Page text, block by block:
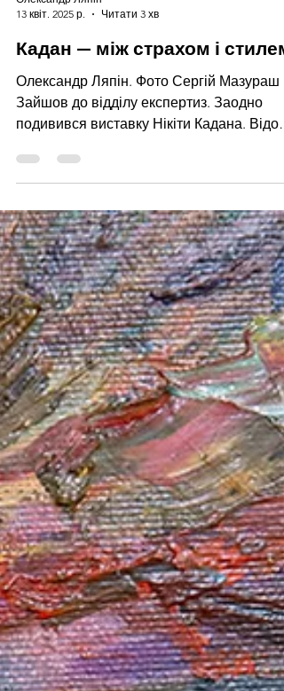
Олександр Ляпін
13 квіт. 2025 р.
Читати 3 хв
Кадан — між страхом і стилем
Олександр Ляпін. Фото Сергій Мазураш
Зайшов до відділу експертиз. Заодно
подивився виставку Нікіти Кадана.
мистецтвознавиця Галина...